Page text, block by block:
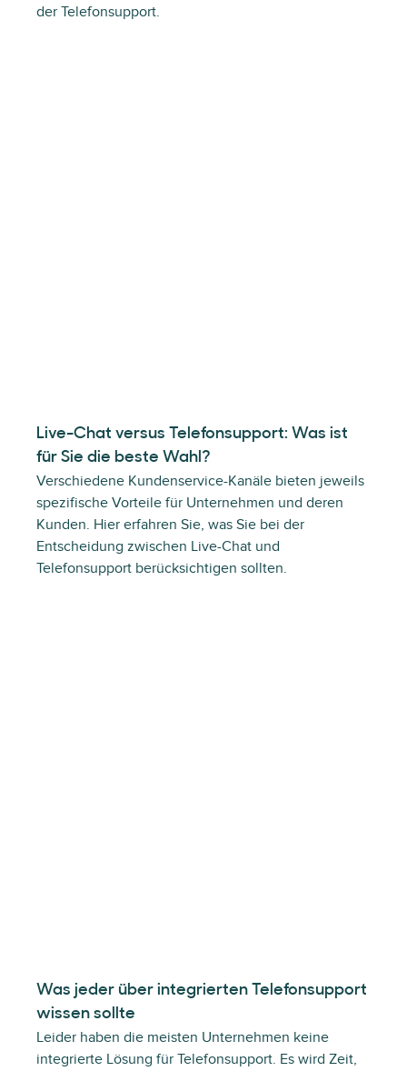
der Telefonsupport.
Live-Chat versus Telefonsupport: Was ist
für Sie die beste Wahl?
Verschiedene Kundenservice-Kanäle bieten jeweils
spezifische Vorteile für Unternehmen und deren
Kunden. Hier erfahren Sie, was Sie bei der
Entscheidung zwischen Live-Chat und
Telefonsupport berücksichtigen sollten.
Was jeder über integrierten Telefonsupport
wissen sollte
Leider haben die meisten Unternehmen keine
integrierte Lösung für Telefonsupport. Es wird Zeit,